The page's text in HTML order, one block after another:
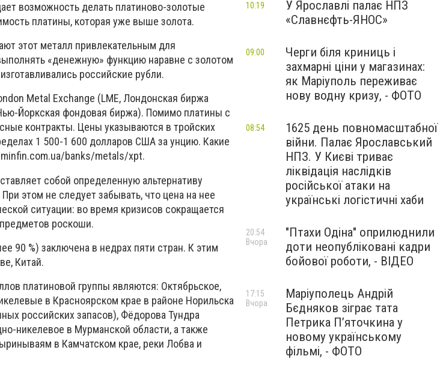
возможность делать платиново-золотые
платины, которая уже выше золота.
этот металл привлекательным для
«денежную» функцию наравне с золотом
российские рубли.
Metal Exchange (LME, Лондонская биржа
Йоркская фондовая биржа). Помимо платины с
контракты. Цены указываются в тройских
1 500-1 600 долларов США за унцию. Какие
banks/metals/xpt.
собой определенную альтернативу
этом не следует забывать, что цена на нее
ситуации: во время кризисов сокращается
роскоши.
90 %) заключена в недрах пяти стран. К этим
Китай.
платиновой группы являются: Октябрьское,
в Красноярском крае в районе Норильска
российских запасов), Фёдорова Тундра
никелевое в Мурманской области, а также
в Камчатском крае, реки Лобва и
У Ярославлі палає НПЗ
«Славнєфть-ЯНОС»
10:19
Черги біля криниць і
захмарні ціни у магазинах:
як Маріуполь переживає
нову водну кризу, - ФОТО
09:00
1625 день повномасштабної
війни. Палає Ярославський
НПЗ. У Києві триває
ліквідація наслідків
російської атаки на
українські логістичні хаби
08:54
"Птахи Одіна" оприлюднили
доти неопубліковані кадри
бойової роботи, - ВІДЕО
20:54
Вчора
Маріуполець Андрій
Бєдняков зіграє тата
Петрика П’яточкина у
новому українському
фільмі, - ФОТО
17:15
Вчора